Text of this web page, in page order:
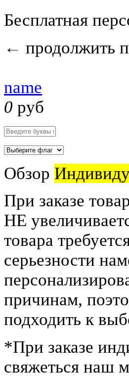
Бесплатная
← продолжить
name
0 руб
Обзор
При заказе
НЕ
товара
серьезности
причинам,
подходить к
*При заказе
свяжеться наш